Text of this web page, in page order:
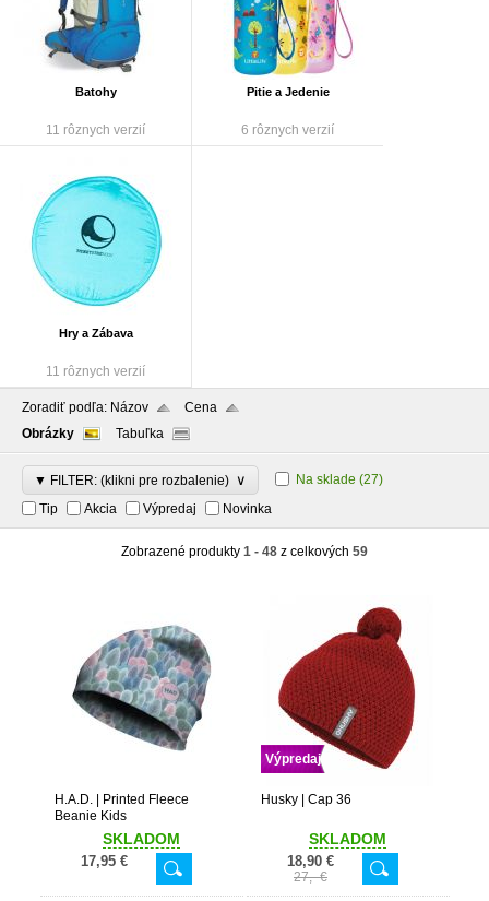
Batohy
11 rôznych verzií
Pitie a Jedenie
6 rôznych verzií
Hry a Zábava
11 rôznych verzií
Zoradiť podľa: Názov
Cena
Obrázky
Tabuľka
▼ FILTER: (klikni pre rozbalenie) ∨ Na sklade (27)
Tip
Akcia Výpredaj Novinka
Zobrazené produkty 1 - 48 z celkových 59
H.A.D. | Printed Fleece
Beanie Kids
SKLADOM
17,95 €
Výpredaj
Husky | Cap 36
SKLADOM
18,90 €
27,- €